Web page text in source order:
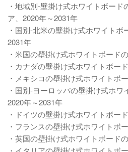
・地域別-壁掛け式ホワイトボード
ア、2020年～2031年
・国別-北米の壁掛け式ホワイトボ
2031年
・米国の壁掛け式ホワイトボード
・カナダの壁掛け式ホワイトボー
・メキシコの壁掛け式ホワイトボ
・国別-ヨーロッパの壁掛け式ホワ
2020年～2031年
・ドイツの壁掛け式ホワイトボー
・フランスの壁掛け式ホワイトボ
・英国の壁掛け式ホワイトボード